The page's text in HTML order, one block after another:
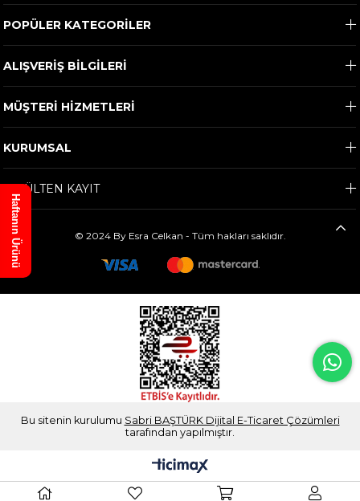
POPÜLER KATEGORİLER
ALIŞVERİŞ BİLGİLERİ
MÜŞTERİ HİZMETLERİ
KURUMSAL
E-BÜLTEN KAYIT
© 2024 By Esra Celkan - Tüm hakları saklıdır.
Bu sitenin kurulumu Sabri BAŞTÜRK Dijital E-Ticaret Çözümleri
tarafından yapılmıştır.
Haftanın Ürünü